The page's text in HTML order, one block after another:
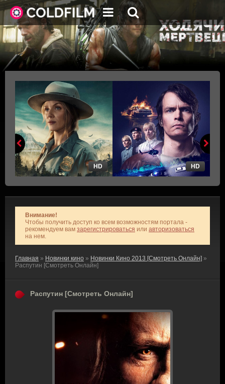
HD HD
Внимание!
Чтобы получить доступ ко всем возможностям портала -
рекомендуем вам зарегистрироваться или авторизоваться
на нем.
Главная » Новинки кино » Новинки Кино 2013 [Смотреть Онлайн] »
Распутин [Смотреть Онлайн]
Распутин [Смотреть Онлайн]